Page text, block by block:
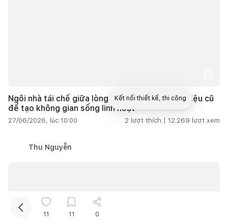
Ngôi nhà tái chế giữa lòng đô thị, tận dụng vật liệu cũ
để tạo không gian sống linh hoạt
27/06/2026, lúc 10:00 2 lượt thích | 12.269 lượt xem
Thu Nguyễn
11 11 0
Kết nối thiết kế, thi công